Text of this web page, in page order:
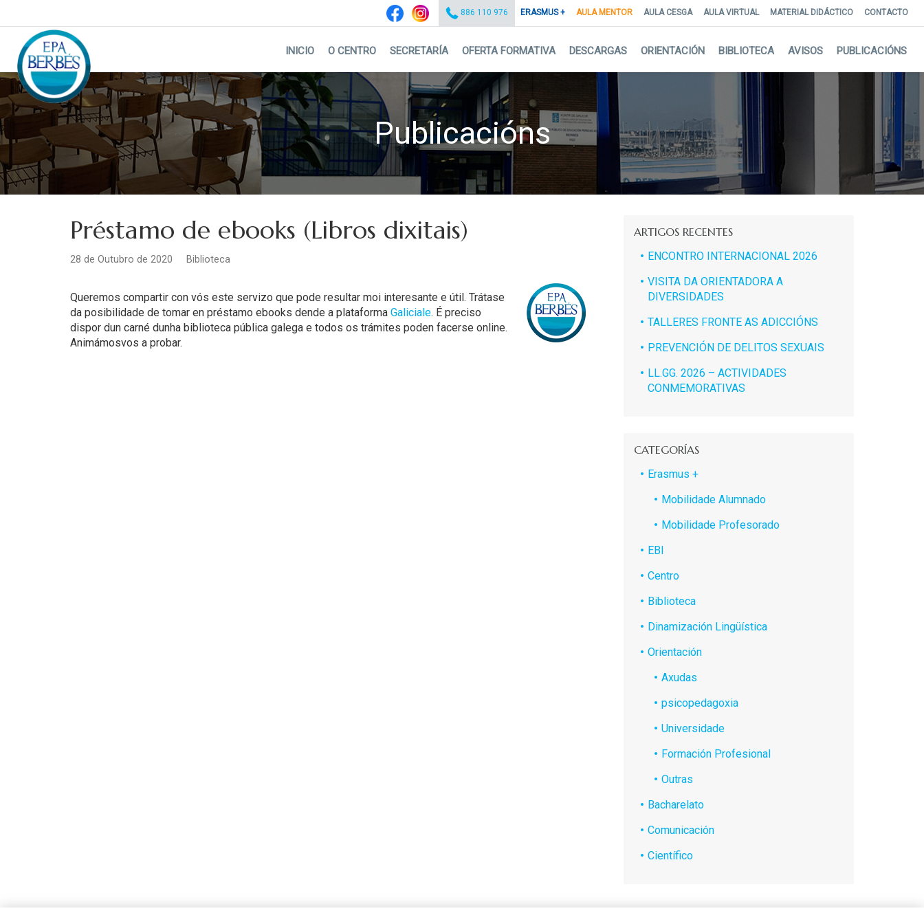
content
CONTACTO
MATERIAL DIDÁCTICO
AULA VIRTUAL
AULA CESGA
AULA MENTOR
ERASMUS +
886 110 976
INICIO O CENTRO SECRETARÍA OFERTA FORMATIVA DESCARGAS ORIENTACIÓN BIBLIOTECA AVISOS PUBLICACIÓNS
Publicacións
Préstamo de ebooks (Libros dixitais)
28 de Outubro de 2020 Biblioteca
Queremos compartir con vós este servizo que pode resultar moi interesante e útil. Trátase
da posibilidade de tomar en préstamo ebooks dende a plataforma Galiciale. É preciso
dispor dun carné dunha biblioteca pública galega e todos os trámites poden facerse online.
Animámosvos a probar.
ARTIGOS RECENTES
ENCONTRO INTERNACIONAL 2026
VISITA DA ORIENTADORA A
DIVERSIDADES
TALLERES FRONTE AS ADICCIÓNS
PREVENCIÓN DE DELITOS SEXUAIS
LL.GG. 2026 – ACTIVIDADES
CONMEMORATIVAS
CATEGORÍAS
Erasmus +
Mobilidade Alumnado
Mobilidade Profesorado
EBI
Centro
Biblioteca
Dinamización Lingüística
Orientación
Axudas
psicopedagoxia
Universidade
Formación Profesional
Outras
Bacharelato
Comunicación
Científico